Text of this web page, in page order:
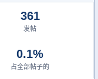
361
发帖
0.1%
占全部帖子的